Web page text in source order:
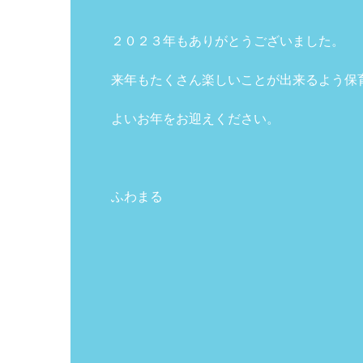
２０２３年もありがとうございました。
来年もたくさん楽しいことが出来るよう
よいお年をお迎えください。
ふわまる